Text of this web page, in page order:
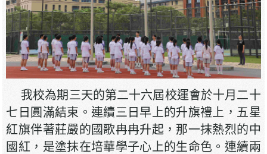
我校為期三天的第二十六屆校運會於十月二十
七日圓滿結束。連續三日早上的升旗禮上，五星
紅旗伴著莊嚴的國歌冉冉升起，那一抹熱烈的中
國紅，是塗抹在培華學子心上的生命色。連續兩